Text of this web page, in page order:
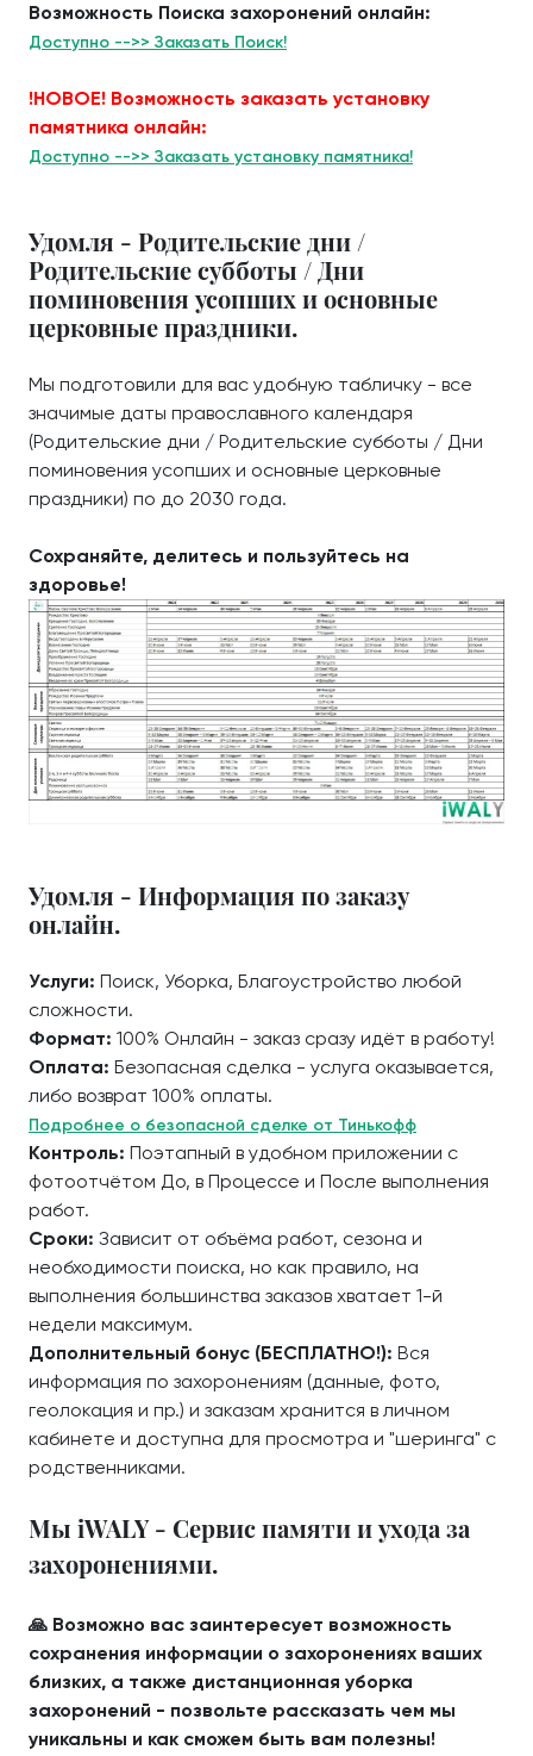
Возможность Поиска захоронений онлайн:
Доступно -->> Заказать Поиск!
!НОВОЕ! Возможность заказать установку
памятника онлайн:
Доступно -->> Заказать установку памятника!
Удомля - Родительские дни /
Родительские субботы / Дни
поминовения усопших и основные
церковные праздники.
Мы подготовили для вас удобную табличку - все
значимые даты православного календаря
(Родительские дни / Родительские субботы / Дни
поминовения усопших и основные церковные
праздники) по до 2030 года.
Сохраняйте, делитесь и пользуйтесь на
здоровье!
Удомля - Информация по заказу
онлайн.
Услуги: Поиск, Уборка, Благоустройство любой
сложности.
Формат: 100% Онлайн - заказ сразу идёт в работу!
Оплата: Безопасная сделка - услуга оказывается,
либо возврат 100% оплаты.
Подробнее о безопасной сделке от Тинькофф
Контроль: Поэтапный в удобном приложении с
фотоотчётом До, в Процессе и После выполнения
работ.
Сроки: Зависит от объёма работ, сезона и
необходимости поиска, но как правило, на
выполнения большинства заказов хватает 1-й
недели максимум.
Дополнительный бонус (БЕСПЛАТНО!): Вся
информация по захоронениям (данные, фото,
геолокация и пр.) и заказам хранится в личном
кабинете и доступна для просмотра и "шеринга" с
родственниками.
Мы iWALY - Сервис памяти и ухода за
захоронениями.
🙏 Возможно вас заинтересует возможность
сохранения информации о захоронениях ваших
близких, а также дистанционная уборка
захоронений - позвольте рассказать чем мы
уникальны и как сможем быть вам полезны!